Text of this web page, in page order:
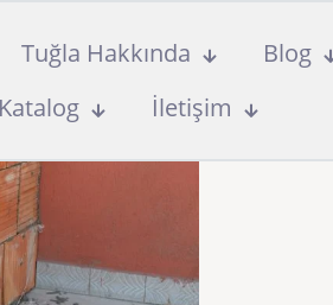
Tuğla Hakkında
Blog
İletişim